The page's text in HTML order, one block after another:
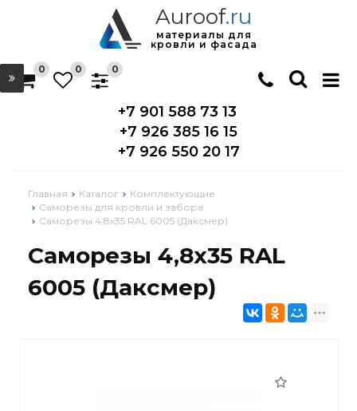
Auroof.ru
материалы для
кровли и фасада
+7 901 588 73 13
+7 926 385 16 15
+7 926 550 20 17
0 0 0
Главная Каталог
Комплектующие
Саморезы для кровли и забора
Саморезы 4,8х35 RAL 6005 (Даксмер)
Саморезы 4,8х35 RAL
6005 (Даксмер)